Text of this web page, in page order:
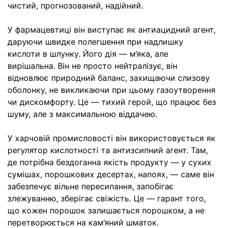
чистий, прогнозований, надійний.
У фармацевтиці він виступає як антиацидний агент,
даруючи швидке полегшення при надлишку
кислоти в шлунку. Його дія — м’яка, але
вирішальна. Він не просто нейтралізує, він
відновлює природний баланс, захищаючи слизову
оболонку, не викликаючи при цьому газоутворення
чи дискомфорту. Це — тихий герой, що працює без
шуму, але з максимальною віддачею.
У харчовій промисловості він використовується як
регулятор кислотності та антизсипний агент. Там,
де потрібна бездоганна якість продукту — у сухих
сумішах, порошкових десертах, напоях, — саме він
забезпечує вільне пересипання, запобігає
злежуванню, зберігає свіжість. Це — гарант того,
що кожен порошок залишається порошком, а не
перетворюється на кам’яний шматок.